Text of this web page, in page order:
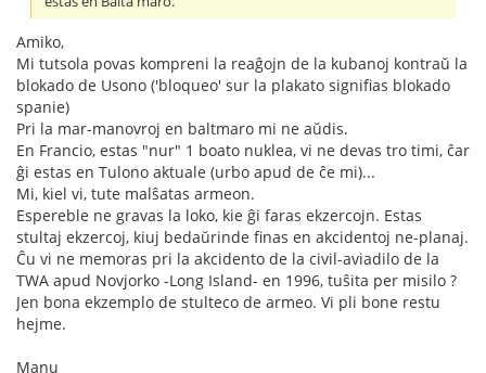
Amiko,
Mi tutsola povas kompreni la reaĝojn de la kubanoj kontraŭ la
blokado de Usono ('bloqueo' sur la plakato signifias blokado
spanie)
Pri la mar-manovroj en baltmaro mi ne aŭdis.
En Francio, estas "nur" 1 boato nuklea, vi ne devas tro timi, ĉar
ĝi estas en Tulono aktuale (urbo apud de ĉe mi)...
Mi, kiel vi, tute malŝatas armeon.
Espereble ne gravas la loko, kie ĝi faras ekzercojn. Estas
stultaj ekzercoj, kiuj bedaŭrinde finas en akcidentoj ne-planaj.
Ĉu vi ne memoras pri la akcidento de la civil-aviadilo de la
TWA apud Novjorko -Long Island- en 1996, tuŝita per misilo ?
Jen bona ekzemplo de stulteco de armeo. Vi pli bone restu
hejme.
Manu